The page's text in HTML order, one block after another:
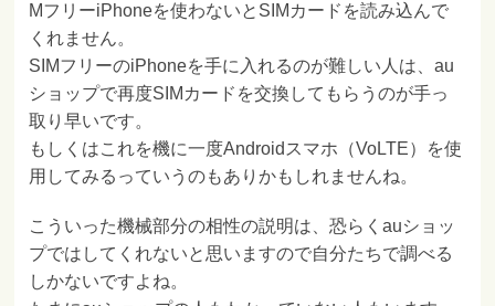
MフリーiPhoneを使わないとSIMカードを読み込んで
くれません。
SIMフリーのiPhoneを手に入れるのが難しい人は、au
ショップで再度SIMカードを交換してもらうのが手っ
取り早いです。
もしくはこれを機に一度Androidスマホ（VoLTE）を使
用してみるっていうのもありかもしれませんね。
こういった機械部分の相性の説明は、恐らくauショッ
プではしてくれないと思いますので自分たちで調べる
しかないですよね。